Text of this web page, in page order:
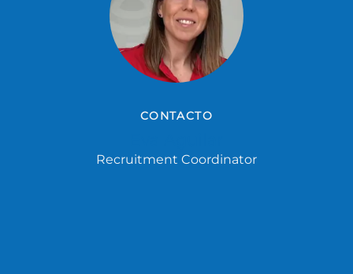
CONTACTO
Recruitment Coordinator